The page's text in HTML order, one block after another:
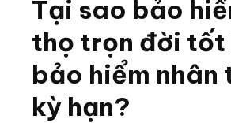
Tại sao bảo
thọ trọn đời tốt
bảo hiểm nhân
kỳ hạn?